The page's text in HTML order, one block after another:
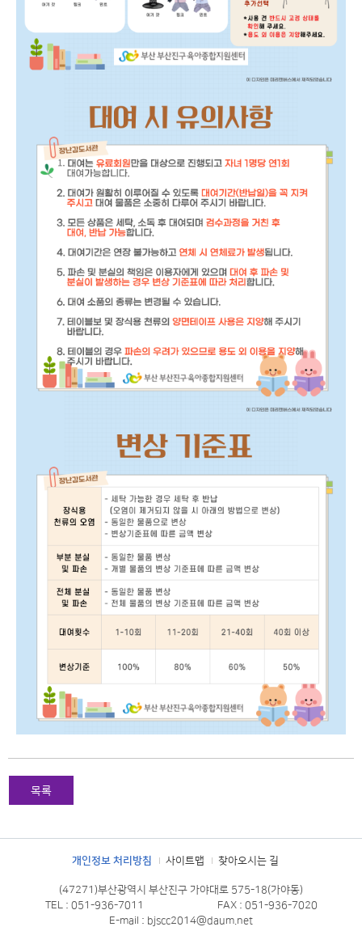
목록
개인정보 처리방침 사이트맵 찾아오시는 길
(47271)부산광역시 부산진구 가야대로 575-18(가야동)
TEL : 051-936-7011
FAX : 051-936-7020
E-mail : bjscc2014@daum.net